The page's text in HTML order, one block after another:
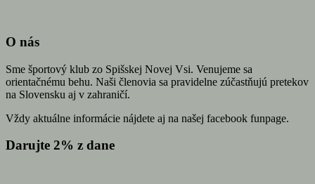
O nás
Sme športový klub zo Spišskej Novej Vsi. Venujeme sa
orientačnému behu. Naši členovia sa pravidelne zúčastňujú pretekov
na Slovensku aj v zahraničí.
Vždy aktuálne informácie nájdete aj na našej facebook funpage.
Darujte 2% z dane